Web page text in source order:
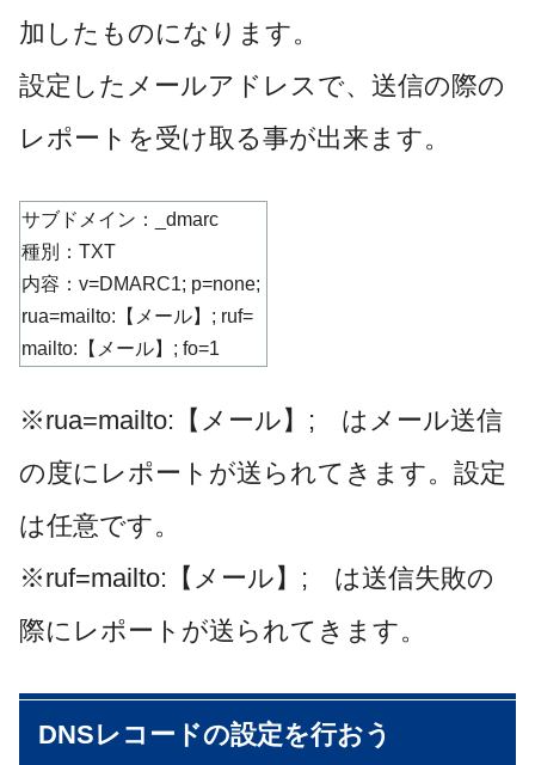
加したものになります。
設定したメールアドレスで、送信の際の
レポートを受け取る事が出来ます。
サブドメイン：_dmarc
種別：TXT
内容：v=DMARC1; p=none;
rua=mailto:【メール】; ruf=
mailto:【メール】; fo=1
※rua=mailto:【メール】; はメール送信
の度にレポートが送られてきます。設定
は任意です。
※ruf=mailto:【メール】; は送信失敗の
際にレポートが送られてきます。
DNSレコードの設定を行おう